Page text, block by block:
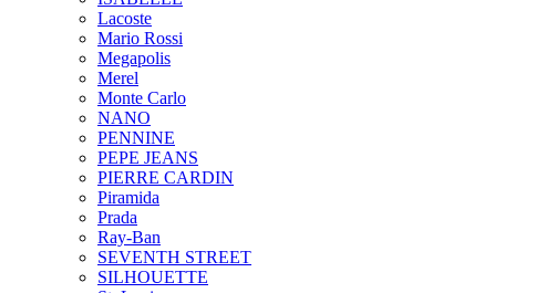
Lacoste
Mario Rossi
Megapolis
Merel
Monte Carlo
NANO
PENNINE
PEPE JEANS
PIERRE CARDIN
Piramida
Prada
Ray-Ban
SEVENTH STREET
SILHOUETTE